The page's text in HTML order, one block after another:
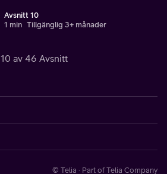
Avsnitt 10
1 min Tillgänglig 3+ månader
10 av 46 Avsnitt
© Telia · Part of Telia Company